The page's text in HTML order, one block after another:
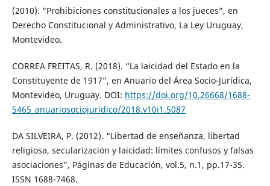
(2010). “Prohibiciones constitucionales a los jueces”, en
Derecho Constitucional y Administrativo, La Ley Uruguay,
Montevideo.
CORREA FREITAS, R. (2018). “La laicidad del Estado en la
Constituyente de 1917”, en Anuario del Área Socio-Jurídica,
Montevideo, Uruguay. DOI: https://doi.org/10.26668/1688-
5465_anuariosociojuridico/2018.v10i1.5087
DA SILVEIRA, P. (2012). “Libertad de enseñanza, libertad
religiosa, secularización y laicidad: límites confusos y falsas
asociaciones”, Páginas de Educación, vol.5, n.1, pp.17-35.
ISSN 1688-7468.